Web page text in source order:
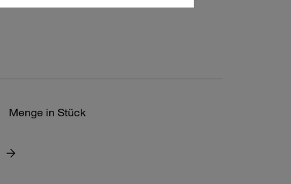
Menge in Stück